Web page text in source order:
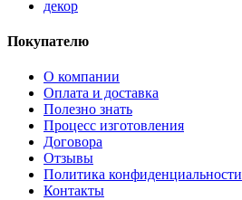
декор
Покупателю
О компании
Оплата и доставка
Полезно знать
Процесс изготовления
Договора
Отзывы
Политика конфиденциальности
Контакты